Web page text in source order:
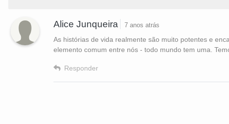
Alice Junqueira 7 anos atrás
As histórias de vida realmente são muito potentes e
elemento comum entre nós - todo mundo tem uma.
Responder